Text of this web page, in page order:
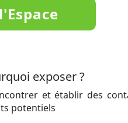
exposer ?
et établir des
potentiels